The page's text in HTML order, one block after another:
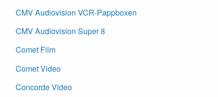
CMV Audiovision VCR-Pappboxen
CMV Audiovision Super 8
Comet Film
Comet Video
Concorde Video